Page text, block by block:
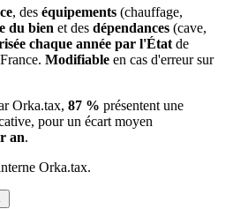
, des équipements (chauffage,
du bien et des dépendances (cave,
chaque année par l'État de
Modifiable en cas d'erreur sur
Orka.tax, 87 % présentent une
pour un écart moyen
an.
Orka.tax.